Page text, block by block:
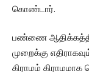
கொண்டார்.
பண்ணை
முறைக்கு
கிராமம்